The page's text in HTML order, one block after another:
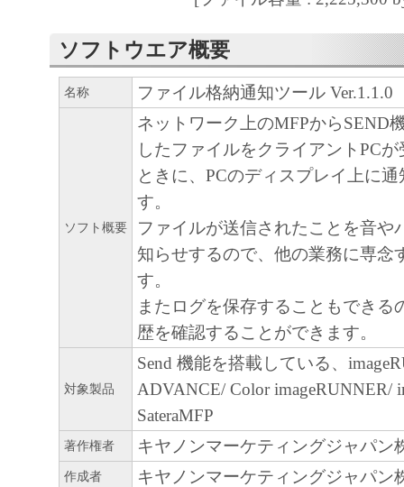
ユーザーは、日本国政府または該当国
許可等を得ることなしに、本ソフトウ
一部を、直接または間接に輸出しては
ソフトウエア概要
名称 ファイル格納通知ツール Ver.1.1.0
ソフト概要
ネットワーク上のMFPからSEND
したファイルをクライアントPC
ときに、PCのディスプレイ上に
す。
ファイルが送信されたことを音や
知らせするので、他の業務に専念
す。
またログを保存することもできる
歴を確認することができます。
対象製品
Send 機能を搭載している、
ADVANCE/ Color imageRUNNER/
SateraMFP
著作権者 キヤノンマーケティングジャパン
作成者 キヤノンマーケティングジャパン